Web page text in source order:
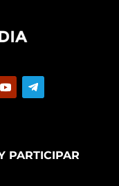
PARTICIPAR